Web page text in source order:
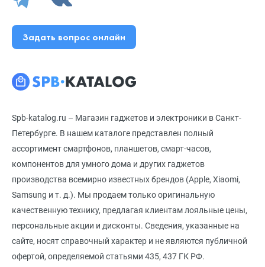
Spb-katalog.ru – Магазин гаджетов и электроники в Санкт-
Петербурге. В нашем каталоге представлен полный
ассортимент смартфонов, планшетов, смарт-часов,
компонентов для умного дома и других гаджетов
производства всемирно известных брендов (Apple, Xiaomi,
Samsung и т. д.). Мы продаем только оригинальную
качественную технику, предлагая клиентам лояльные цены,
персональные акции и дисконты. Сведения, указанные на
сайте, носят справочный характер и не являются публичной
офертой, определяемой статьями 435, 437 ГК РФ.
Задать вопрос онлайн